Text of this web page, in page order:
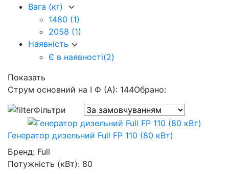
Вага (кг)
1480 (1)
2058 (1)
Наявність
Є в наявності(2)
Показать
Струм основний на I Ф (А): 144Обрано:
Фільтри
Генератор дизельний Full FP 110 (80 кВт)
Бренд: Full
Потужність (кВт): 80